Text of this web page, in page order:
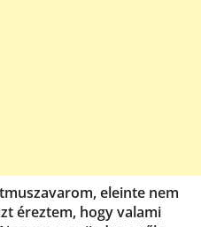
eleinte nem
éreztem, hogy valami